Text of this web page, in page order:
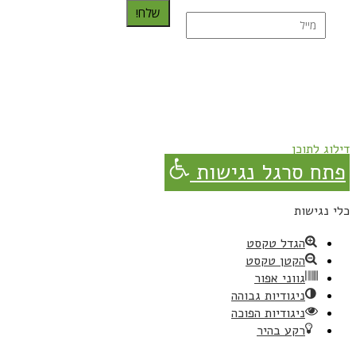
שלח!
דילוג לתוכן
פתח סרגל נגישות
כלי נגישות
הגדל טקסט
הקטן טקסט
גווני אפור
ניגודיות גבוהה
ניגודיות הפוכה
רקע בהיר